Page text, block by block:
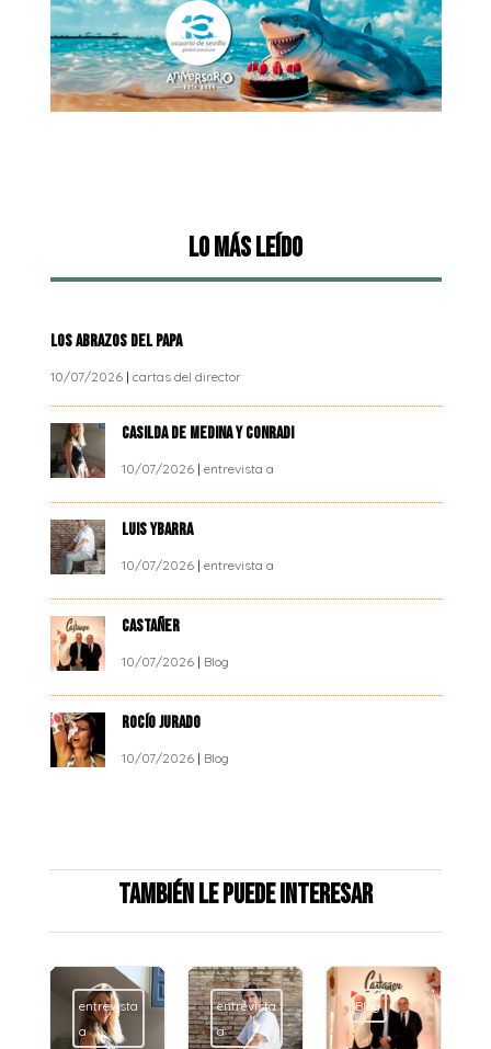
Lo más leído
LOS ABRAZOS DEL PAPA
10/07/2026| cartas del director
CASILDA DE MEDINA Y CONRADI
10/07/2026| entrevista a
LUIS YBARRA
10/07/2026| entrevista a
CASTAÑER
10/07/2026| Blog
ROCÍO JURADO
10/07/2026| Blog
También le puede interesar
entrevista
a
Blog Blog